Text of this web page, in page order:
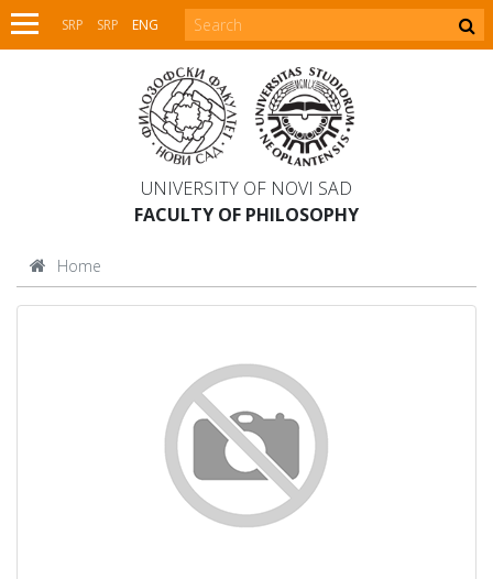
SRP SRP ENG
UNIVERSITY OF NOVI SAD
FACULTY OF PHILOSOPHY
Home